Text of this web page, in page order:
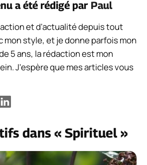
a été rédigé par Paul
et d'actualité depuis tout
mon style, et je donne parfois mon
5 ans, la rédaction est mon
J'espère que mes articles vous
dans « Spirituel »